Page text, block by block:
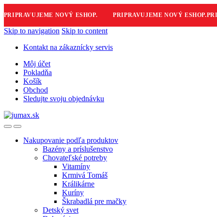
NOVÝ ESHOP. PRIPRAVUJEME NOVÝ ESHOP.
Skip to navigation Skip to content
Kontakt na zákaznícky servis
Môj účet
Pokladňa
Košík
Obchod
Sledujte svoju objednávku
Nakupovanie podľa produktov
Bazény a príslušenstvo
Chovateľské potreby
Vitamíny
Krmivá Tomáš
Králikárne
Kuríny
Škrabadlá pre mačky
Detský svet